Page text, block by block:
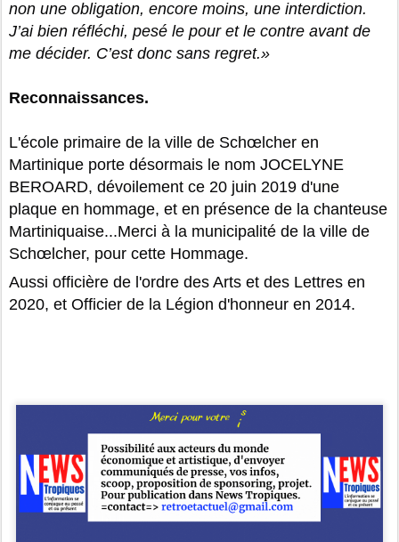
non une obligation, encore moins, une interdiction.
J’ai bien réfléchi, pesé le pour et le contre avant de
me décider. C’est donc sans regret.»
Reconnaissances.
L'école primaire de la ville de Schœlcher en
Martinique porte désormais le nom JOCELYNE
BEROARD, dévoilement ce 20 juin 2019 d'une
plaque en hommage, et en présence de la chanteuse
Martiniquaise...Merci à la municipalité de la ville de
Schœlcher, pour cette Hommage.
Aussi officière de l'ordre des Arts et des Lettres en
2020, et Officier de la Légion d'honneur en 2014.